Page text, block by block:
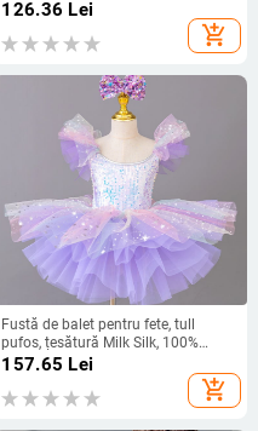
de tort, pentru copii 0-14 ani
126.36 Lei
add_shopping_cart
Fustă de balet pentru fete, tull
pufos, țesătură Milk Silk, 100%
poliester, pentru copii de 3–8 ani
157.65 Lei
add_shopping_cart